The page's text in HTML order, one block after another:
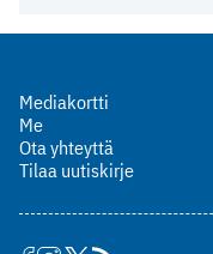
Mediakortti
Me
Ota yhteyttä
Tilaa uutiskirje